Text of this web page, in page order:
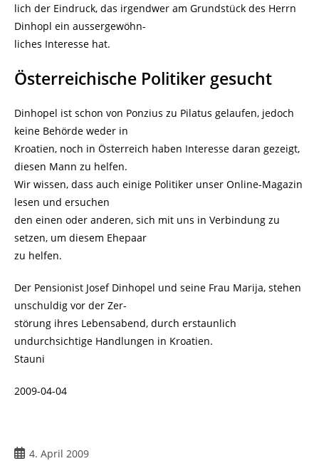
lich der Eindruck, das irgendwer am Grundstück des Herrn
Dinhopl ein aussergewöhn-
liches Interesse hat.
Österreichische Politiker gesucht
Dinhopel ist schon von Ponzius zu Pilatus gelaufen, jedoch
keine Behörde weder in
Kroatien, noch in Österreich haben Interesse daran gezeigt,
diesen Mann zu helfen.
Wir wissen, dass auch einige Politiker unser Online-Magazin
lesen und ersuchen
den einen oder anderen, sich mit uns in Verbindung zu
setzen, um diesem Ehepaar
zu helfen.
Der Pensionist Josef Dinhopel und seine Frau Marija, stehen
unschuldig vor der Zer-
störung ihres Lebensabend, durch erstaunlich
undurchsichtige Handlungen in Kroatien.
Stauni
2009-04-04
Beitrag4. April 2009